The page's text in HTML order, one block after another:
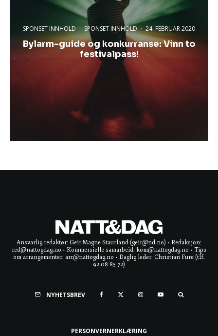
SPONSET INNHOLD · SPONSET INNHOLD · 24. FEBRUAR 2020
Bylarm-guide og konkurranse: Vinn to
festivalpass!
Ansvarlig redaktør: Geir Magne Staurland (geir@nd.no) • Redaksjon:
red@nattogdag.no • Kommersielle samarbeid: kom@nattogdag.no • Tips
om arrangementer: arr@nattogdag.no • Daglig leder: Christian Fure (tlf.
92 08 85 72)
NYHETSBREV
PERSONVERNERKLÆRING